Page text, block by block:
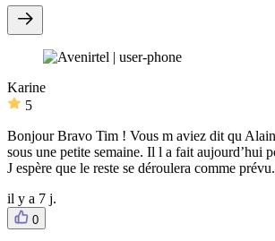
Karine
5
Bonjour Bravo Tim ! Vous m aviez dit qu
sous une petite semaine. Il l a fait aujourd’hui
J espère que le reste se déroulera comme
il y a 7 j.
0